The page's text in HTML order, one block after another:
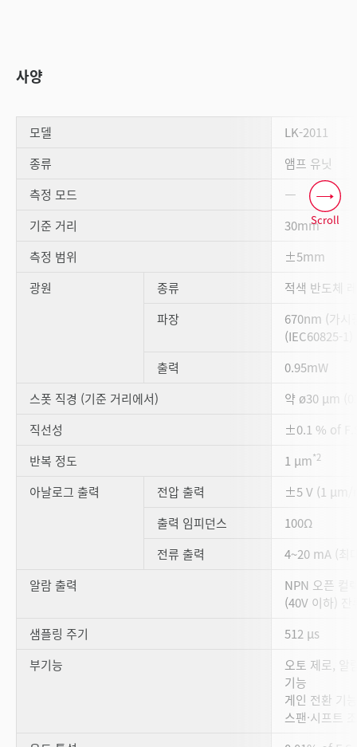
사양
모델
LK-2011
종류
앰프 유닛
측정 모드
―
기준 거리
30mm
측정 범위
±5mm
광원
종류
적색 반도체
파장
670nm (가시
(IEC60825-1)
출력
0.95mW
스폿 직경 (기준 거리에서)
약 ø30 µm
직선성
±0.1 % of
반복 정도
1 µm*2
아날로그 출력 전압 출력
±5 V (1 µm/
출력 임피던스
100Ω
전류 출력
4~20 mA (최
알람 출력
NPN 오픈 컬
(40V 이하) 잔
샘플링 주기
512 µs
부기능
오토 제로, 알
기능
게인 전환 기
스팬·시프트
Scroll